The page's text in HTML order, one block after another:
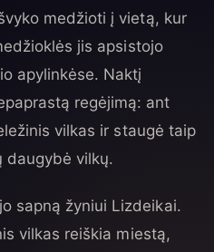
medžioti į vietą, kur
jis apsistojo
apylinkėse. Naktį
regėjimą: ant
vilkas ir staugė taip
daugybė vilkų.
sapną žyniui Lizdeikai.
vilkas reiškia miestą,